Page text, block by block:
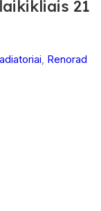
21
Renorad